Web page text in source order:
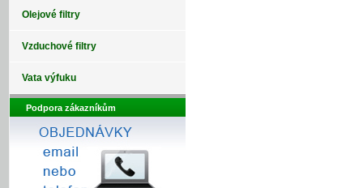
Olejové filtry
Vzduchové filtry
Vata výfuku
Podpora zákazníkům